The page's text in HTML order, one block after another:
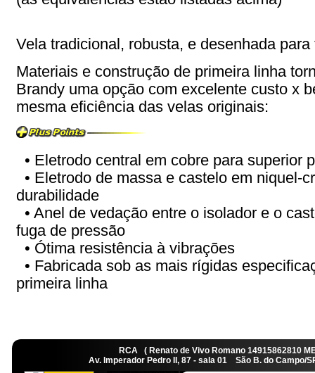
Vela tradicional, robusta, e desenhada
Materiais e construção de primeira linha
Brandy uma opção com excelente custo x
mesma eficiência das velas originais:
• Eletrodo central em cobre para superior
• Eletrodo de massa e castelo em niquel-
durabilidade
• Anel de vedação entre o isolador e o
fuga de pressão
• Ótima resistência à vibrações
• Fabricada sob as mais rígidas
primeira linha
RCA ( Renato de Vivo Romano
Av. Imperador Pedro II, 87 - sala 01 São B. do